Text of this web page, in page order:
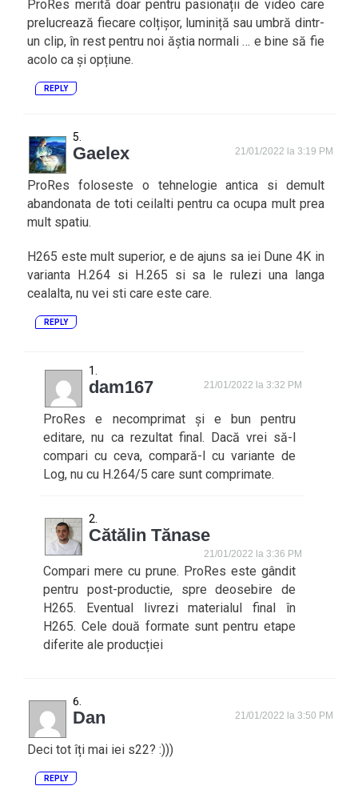
ProRes merită doar pentru pasionații de video care
prelucrează fiecare colțișor, luminiță sau umbră dintr-
un clip, în rest pentru noi ăștia normali … e bine să fie
acolo ca și opțiune.
REPLY
Gaelex 21/01/2022 la 3:19 PM
ProRes foloseste o tehnelogie antica si demult
abandonata de toti ceilalti pentru ca ocupa mult prea
mult spatiu.
H265 este mult superior, e de ajuns sa iei Dune 4K in
varianta H.264 si H.265 si sa le rulezi una langa
cealalta, nu vei sti care este care.
REPLY
dam167 21/01/2022 la 3:32 PM
ProRes e necomprimat și e bun pentru
editare, nu ca rezultat final. Dacă vrei să-l
compari cu ceva, compară-l cu variante de
Log, nu cu H.264/5 care sunt comprimate.
Cătălin Tănase
21/01/2022 la 3:36 PM
Compari mere cu prune. ProRes este gândit
pentru post-productie, spre deosebire de
H265. Eventual livrezi materialul final în
H265. Cele două formate sunt pentru etape
diferite ale producției
Dan 21/01/2022 la 3:50 PM
Deci tot îți mai iei s22? :)))
REPLY